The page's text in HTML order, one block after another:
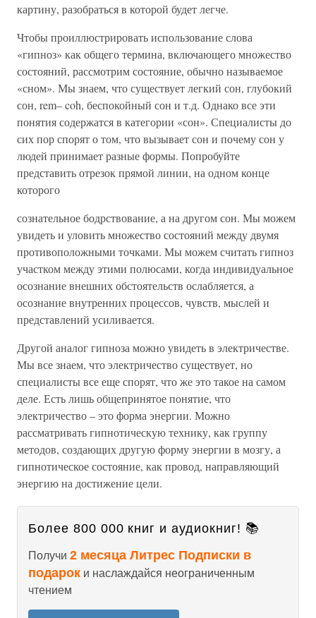
картину, разобраться в которой будет легче.
Чтобы проиллюстрировать использование слова
«гипноз» как общего термина, включающего множество
состояний, рассмотрим состояние, обычно называемое
«сном». Мы знаем, что существует легкий сон, глубокий
сон, rem– coh, беспокойный сон и т.д. Однако все эти
понятия содержатся в категории «сон». Специалисты до
сих пор спорят о том, что вызывает сон и почему сон у
людей принимает разные формы. Попробуйте
представить отрезок прямой линии, на одном конце
которого
сознательное бодрствование, а на другом сон. Мы можем
увидеть и уловить множество состояний между двумя
противоположными точками. Мы можем считать гипноз
участком между этими полюсами, когда индивидуальное
осознание внешних обстоятельств ослабляется, а
осознание внутренних процессов, чувств, мыслей и
представлений усиливается.
Другой аналог гипноза можно увидеть в электричестве.
Мы все знаем, что электричество существует, но
специалисты все еще спорят, что же это такое на самом
деле. Есть лишь общепринятое понятие, что
электричество – это форма энергии. Можно
рассматривать гипнотическую технику, как группу
методов, создающих другую форму энергии в мозгу, а
гипнотическое состояние, как провод, направляющий
энергию на достижение цели.
Более 800 000 книг и аудиокниг! 📚
Получи 2 месяца Литрес Подписки в
подарок и наслаждайся неограниченным
чтением